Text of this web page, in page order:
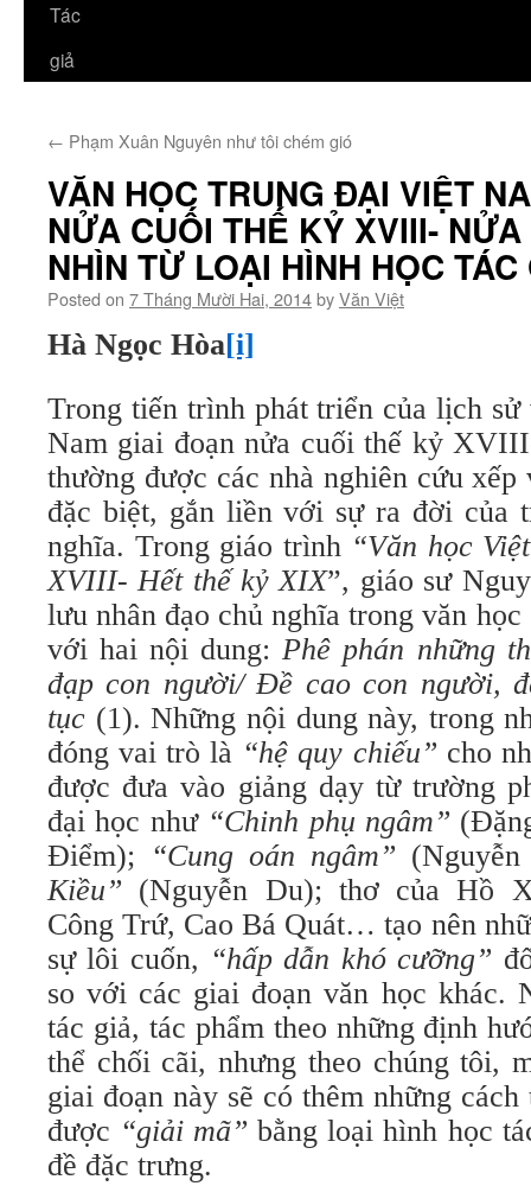
Tác
giả
← Phạm Xuân Nguyên như tôi chém gió
VĂN HỌC TRUNG ĐẠI VIỆT
NỬA CUỐI THẾ KỶ XVIII-
NHÌN TỪ LOẠI HÌNH HỌC TÁC
Posted on 7 Tháng Mười Hai, 2014byVăn Việt
Hà Ngọc Hòa[i]
Trong tiến trình phát triển của lịch
Nam giai đoạn nửa cuối thế kỷ
thường được các nhà nghiên cứu xếp
đặc biệt, gắn liền với sự ra đời của
nghĩa. Trong giáo trình “Văn học
XVIII- Hết thế kỷ XIX”, giáo sư
lưu nhân đạo chủ nghĩa trong văn
với hai nội dung:Phê phán những
đạp con người/ Đề cao con người,
tục (1). Những nội dung này, trong
đóng vai trò là “hệ quy chiếu” cho
được đưa vào giảng dạy từ trường
đại học như “Chinh phụ ngâm”
Điểm); “Cung oán ngâm”
Kiều” (Nguyễn Du); thơ của Hồ
Công Trứ, Cao Bá Quát… tạo nên
sự lôi cuốn, “hấp dẫn khó cưỡng”
so với các giai đoạn văn học khác.
tác giả, tác phẩm theo những định
thể chối cãi, nhưng theo chúng tôi,
giai đoạn này sẽ có thêm những
được “giải mã” bằng loại hình học
đề đặc trưng.